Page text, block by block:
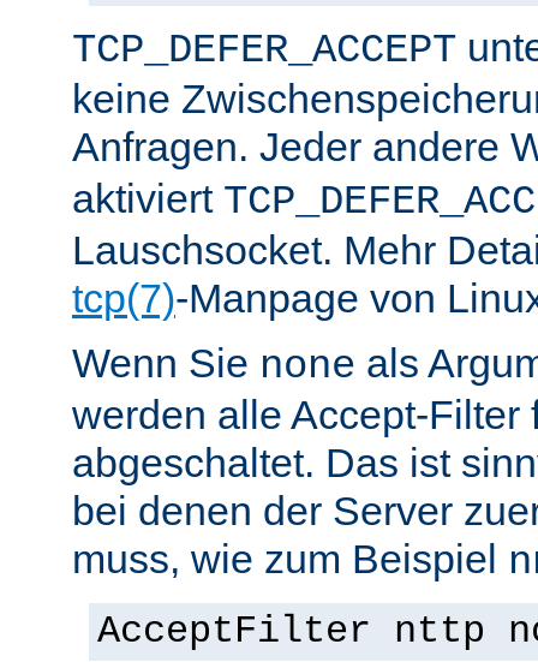
TCP_DEFER_ACCEPT
keine
Anfragen. Jeder andere
aktiviert
Lauschsocket. Mehr
tcp(7)-Manpage von
Wenn Sie none als
werden alle Accept-Filter
abgeschaltet. Das ist
bei denen der Server
muss, wie zum Beispiel
AcceptFilter nttp